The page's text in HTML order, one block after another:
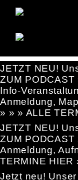
JETZT NEU!
ZUM PODCAST
Info-
Anmeldung,
» » » ALLE
JETZT NEU!
ZUM PODCAST
Anmeldung,
TERMINE HIER
Jetzt neu!